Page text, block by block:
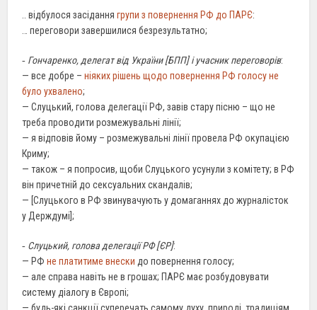
.. відбулося засіданнягрупи з повернення РФ до ПАРЄ:
… переговори завершилися безрезультатно;
‐ Гончаренко, делегат від України [БПП] і учасник переговорів:
— все добре –ніяких рішень щодо повернення РФ голосу не
було ухвалено;
— Слуцький, голова делегації РФ, завів стару пісню – що не
треба проводити розмежувальні лінії;
— я відповів йому – розмежувальні лінії провела РФ окупацією
Криму;
— також – я попросив, щоби Слуцького усунули з комітету; в РФ
він причетній до сексуальних скандалів;
— [Слуцького в РФ звинувачують у домаганнях до журналісток
у Держдумі];
‐ Слуцький, голова делегації РФ [ЄР]:
— РФне платитиме внески до повернення голосу;
— але справа навіть не в грошах; ПАРЄ має розбудовувати
систему діалогу в Європі;